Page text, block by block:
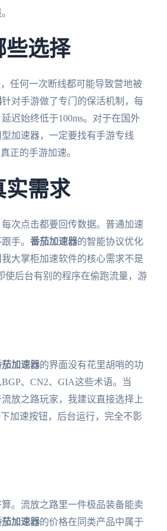
些选择
任何一次断线都可能导致营地被
针对手游做了专门的保活机制，每
迟始终低于100ms。对于在国外
加速器，一定要找有手游专线
正的手游加速。
实需求
次点击都要回传数据。普通加速
手。 番茄加速器的智能协议优化
大掌柜加速软件的核心需求不是
使后台有别的程序在偷跑流量，游
茄加速器的界面没有花里胡哨的功
、CN2、GIA这些术语。当
放之路玩家，我建议直接选择上
加速按钮，后台运行，完全不影
。流放之路里一件极品装备能卖
茄加速器的价格在同类产品中属于